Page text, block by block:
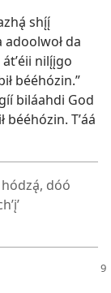
shı̨́ı̨́
da
nilı̨́įgo
bééhózin.”
biláahdi God
Tʼáá
hódzą́, dóó